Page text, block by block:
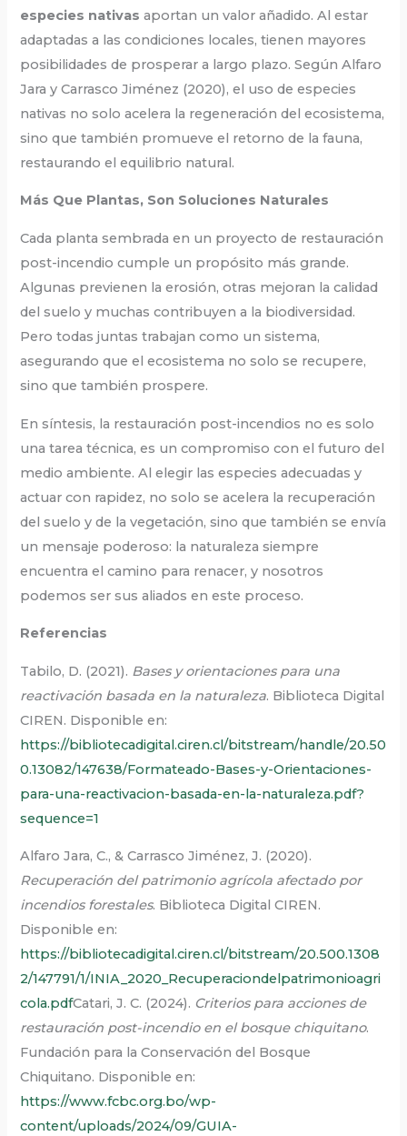
especies nativas aportan un valor añadido. Al estar
adaptadas a las condiciones locales, tienen mayores
posibilidades de prosperar a largo plazo. Según Alfaro
Jara y Carrasco Jiménez (2020), el uso de especies
nativas no solo acelera la regeneración del ecosistema,
sino que también promueve el retorno de la fauna,
restaurando el equilibrio natural.
Más Que Plantas, Son Soluciones Naturales
Cada planta sembrada en un proyecto de restauración
post-incendio cumple un propósito más grande.
Algunas previenen la erosión, otras mejoran la calidad
del suelo y muchas contribuyen a la biodiversidad.
Pero todas juntas trabajan como un sistema,
asegurando que el ecosistema no solo se recupere,
sino que también prospere.
En síntesis, la restauración post-incendios no es solo
una tarea técnica, es un compromiso con el futuro del
medio ambiente. Al elegir las especies adecuadas y
actuar con rapidez, no solo se acelera la recuperación
del suelo y de la vegetación, sino que también se envía
un mensaje poderoso: la naturaleza siempre
encuentra el camino para renacer, y nosotros
podemos ser sus aliados en este proceso.
Referencias
Tabilo, D. (2021). Bases y orientaciones para una
reactivación basada en la naturaleza. Biblioteca Digital
CIREN. Disponible en:
https://bibliotecadigital.ciren.cl/bitstream/handle/20.50
0.13082/147638/Formateado-Bases-y-Orientaciones-
para-una-reactivacion-basada-en-la-naturaleza.pdf?
sequence=1
Alfaro Jara, C., & Carrasco Jiménez, J. (2020).
Recuperación del patrimonio agrícola afectado por
incendios forestales. Biblioteca Digital CIREN.
Disponible en:
https://bibliotecadigital.ciren.cl/bitstream/20.500.1308
2/147791/1/INIA_2020_Recuperaciondelpatrimonioagri
cola.pdfCatari, J. C. (2024). Criterios para acciones de
restauración post-incendio en el bosque chiquitano.
Fundación para la Conservación del Bosque
Chiquitano. Disponible en:
https://www.fcbc.org.bo/wp-
content/uploads/2024/09/GUIA-